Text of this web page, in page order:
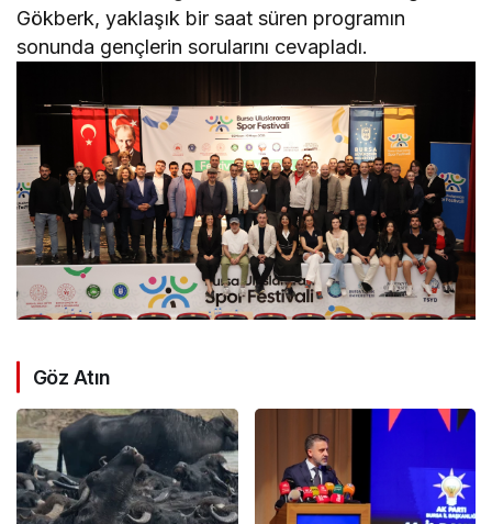
Gökberk, yaklaşık bir saat süren programın
sonunda gençlerin sorularını cevapladı.
Göz Atın